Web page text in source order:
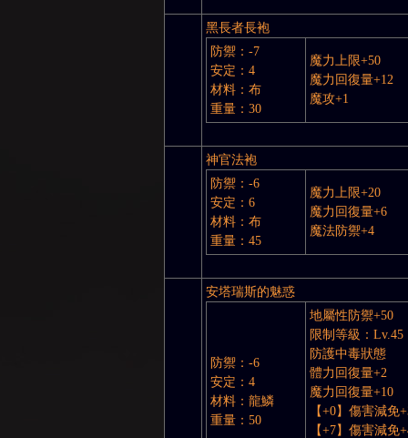
黑長者長袍
防禦：-7
安定：4
材料：布
重量：30
魔力上限+50
魔力回復量+12
魔攻+1
神官法袍
防禦：-6
安定：6
材料：布
重量：45
魔力上限+20
魔力回復量+6
魔法防禦+4
安塔瑞斯的魅惑
防禦：-6
安定：4
材料：龍鱗
重量：50
地屬性防禦+50
限制等級：Lv.45
防護中毒狀態
體力回復量+2
魔力回復量+10
【+0】傷害減免
【+7】傷害減免